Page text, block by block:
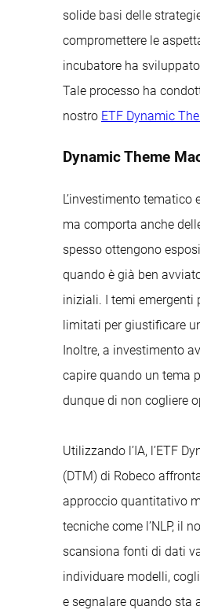
solide basi delle
compromettere le
incubatore ha
Tale processo ha
nostro ETF Dynamic
Dynamic Theme
L’investimento tematico
ma comporta anche
spesso ottengono
quando è già ben
iniziali. I temi emergenti
limitati per giustificare
Inoltre, a investimento
capire quando un tema
dunque di non cogliere
Utilizzando l’IA, l’ETF
(DTM) di Robeco
approccio quantitativo
tecniche come l’NLP, il
scansiona fonti di dati
individuare modelli,
e segnalare quando sta